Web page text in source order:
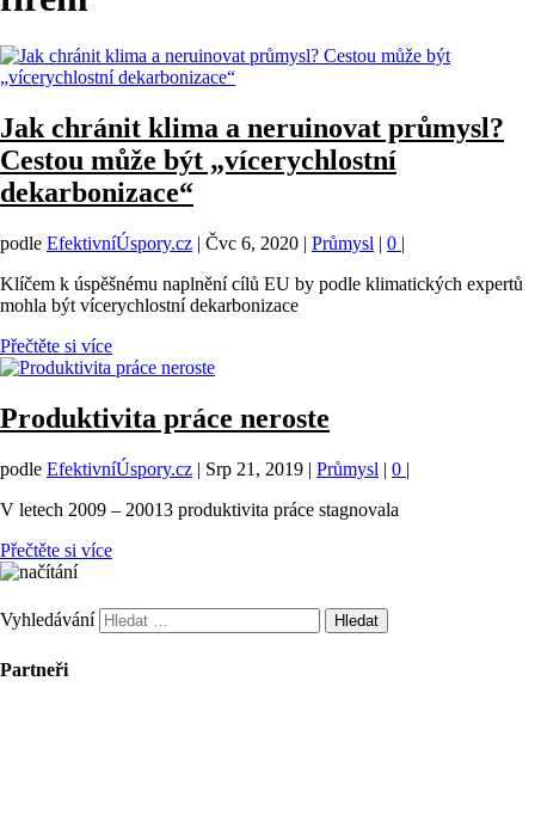
Jak chránit klima a neruinovat průmysl?
Cestou může být „vícerychlostní
dekarbonizace“
podle EfektivníÚspory.cz | Čvc 6, 2020 | Průmysl | 0 |
Klíčem k úspěšnému naplnění cílů EU by podle klimatických expertů
mohla být vícerychlostní dekarbonizace
Přečtěte si více
Produktivita práce neroste
podle EfektivníÚspory.cz | Srp 21, 2019 | Průmysl | 0 |
V letech 2009 – 20013 produktivita práce stagnovala
Přečtěte si více
Vyhledávání
Partneři